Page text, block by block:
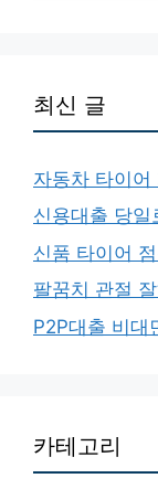
최신 글
자동차 타이어
신용대출 당일
신품 타이어
팔꿈치 관절
P2P대출 비대
카테고리